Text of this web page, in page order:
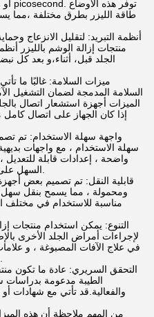
طاقة الليزر بطرق مختلفة ،مما
أنظمة التبريد: لتقليل الانزعاج
منتجات إزالة الوشم بالليزر
الجلد قبل، أثناء،و بعد كل
ميزات السلامة: غالبًا ما
السلامة المدمجة لضمان التشغيل
الميزات أجهزة استشعار اتصال
إذا كان الجهاز على اتصال
واجهة سهلة الاستخدام: تم
سهلة الاستخدام ، مع واجهات
واضحة ، إعدادات قابلة
قابلية النقل: تم تصميم بعض
ومحمولة ، مما يسمح بنقل سهل
مناسبة للاستخدام في مختلف
التنوع: يمكن استخدام منتجات
لإجراءات أمراض الجلد الأخرى
في علاج الآفات المصبوغة ، و
التحقق السريري: عادة ما تكون
الطيبة مدعومة بدراسات
والفعالية.قد تأتي مع شهادات
من المهم ملاحظة أن هذه